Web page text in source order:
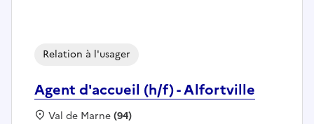
Agent d'accueil (h/f) - Alfortville
Relation à l'usager
Localisation :
Val de Marne(94)